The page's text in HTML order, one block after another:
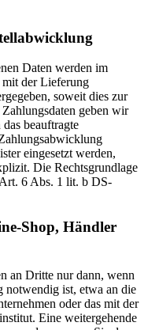
Daten werden im
mit der Lieferung
soweit dies zur
geben wir
beauftragte
eingesetzt werden,
Die Rechtsgrundlage
6 Abs. 1 lit. b DS-
Shop, Händler
an Dritte nur dann, wenn
notwendig ist, etwa an die
oder das mit der
Eine weitergehende